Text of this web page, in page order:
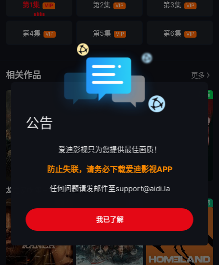
第1集 VIP 第2集 VIP 第3集 VIP
第4集 VIP 第5集 VIP 第6集 VIP
相关作品 更多
更新至第7集
龙之家族 第三季
剧情
更新至第4集
末日地堡 第三季
剧情
星城
剧情
公告
爱迪影视只为您提供最佳画质！
防止失联，请务必下载爱迪影视APP
任何问题请发邮件至support@aidi.la
我已了解